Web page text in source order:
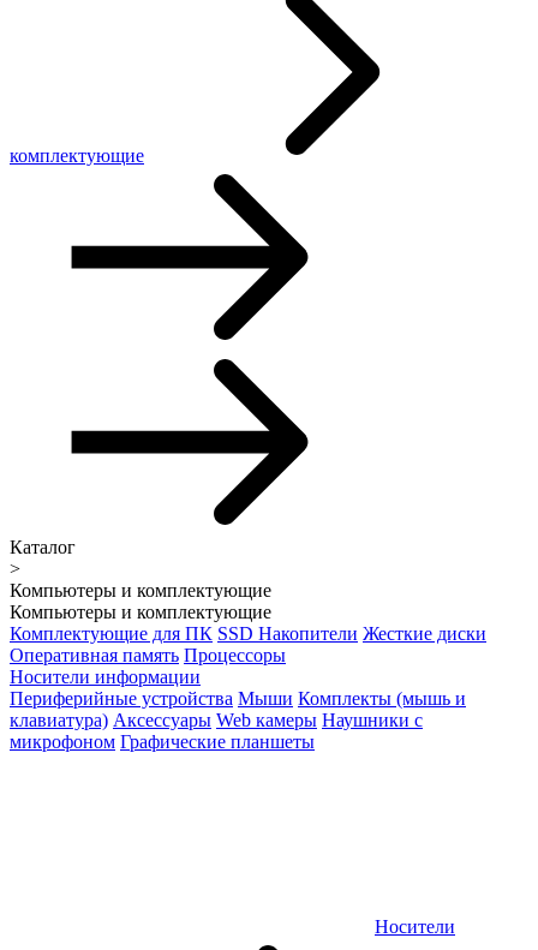
комплектующие
Каталог
>
Компьютеры и комплектующие
Компьютеры и комплектующие
Комплектующие для ПК SSD Накопители Жесткие диски
Оперативная память Процессоры
Носители информации
Периферийные устройства Мыши Комплекты (мышь и
клавиатура) Аксессуары Web камеры Наушники с
микрофоном Графические планшеты
Носители